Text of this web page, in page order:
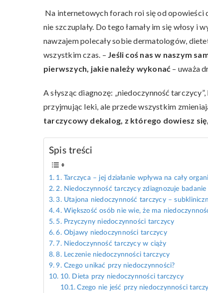
Na internetowych forach roi się od opowieści
nie szczuplały. Do tego łamały im się włosy i
nawzajem polecały sobie dermatologów,
wszystkim czas. – Jeśli coś nas w naszym
pierwszych, jakie należy wykonać – uważa
A słysząc diagnozę: „niedoczynność
przyjmując leki, ale przede wszystkim
tarczycowy dekalog, z którego dowiesz
Spis treści
1. Tarczyca – jej działanie wpływa na cały
2. Niedoczynność tarczycy zdiagnozuje badanie
3. Utajona niedoczynność tarczycy –
4. Większość osób nie wie, że ma
5. Przyczyny niedoczynności tarczycy
6. Objawy niedoczynności tarczycy
7. Niedoczynność tarczycy w ciąży
8. Leczenie niedoczynności tarczycy
9. Czego unikać przy niedoczynności?
10. Dieta przy niedoczynności tarczycy
Czego nie jeść przy niedoczynności